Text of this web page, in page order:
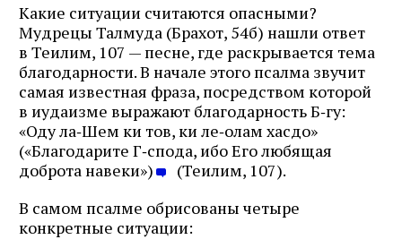
Какие ситуации считаются опасными?
Мудрецы Талмуда (Брахот, 54б) нашли ответ
в Теилим, 107 — песне, где раскрывается тема
благодарности. В начале этого псалма звучит
самая известная фраза, посредством которой
в иудаизме выражают благодарность Б‑гу:
«Оду ла‑Шем ки тов, ки ле‑олам хасдо»
(«Благодарите Г‑спода, ибо Его любящая
доброта навеки»)
(Теилим, 107).
В самом псалме обрисованы четыре
конкретные ситуации: